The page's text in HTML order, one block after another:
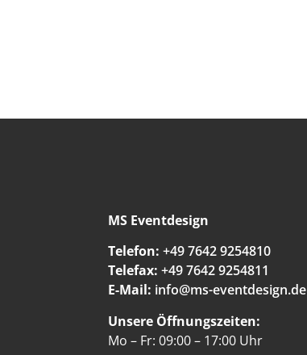
MS Eventdesign
Telefon: +49 7642 9254810
Telefax: +49 7642 9254811
E-Mail: info@ms-eventdesign.de
Unsere Öffnungszeiten:
Mo – Fr: 09:00 – 17:00 Uhr